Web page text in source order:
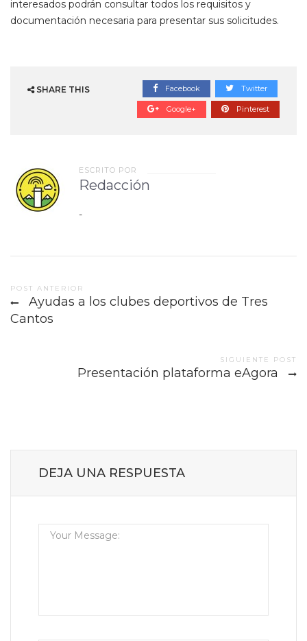
interesados podrán consultar todos los requisitos y
documentación necesaria para presentar sus solicitudes.
SHARE THIS Facebook Twitter
Google+ Pinterest
ESCRITO POR
Redacción
-
Post
navigation
POST ANTERIOR
Ayudas a los clubes deportivos de Tres
Cantos
SIGUIENTE POST
Presentación plataforma eAgora
DEJA UNA RESPUESTA